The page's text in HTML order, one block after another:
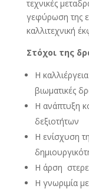
τεχνικές
γεφύρωση της
καλλιτεχνική
Στόχοι της
Η
βιωματικές
Η ανάπτυξη
δεξιοτήτων
Η ενίσχυση
Η άρση
Η γνωριμία